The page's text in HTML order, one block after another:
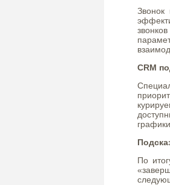
Звонок
CRM
По